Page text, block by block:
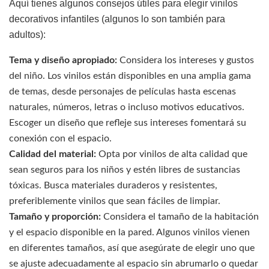
Aquí tienes algunos consejos útiles para elegir vinilos
decorativos infantiles (algunos lo son también para
adultos):
Tema y diseño apropiado: Considera los intereses y gustos
del niño. Los vinilos están disponibles en una amplia gama
de temas, desde personajes de películas hasta escenas
naturales, números, letras o incluso motivos educativos.
Escoger un diseño que refleje sus intereses fomentará su
conexión con el espacio.
Calidad del material: Opta por vinilos de alta calidad que
sean seguros para los niños y estén libres de sustancias
tóxicas. Busca materiales duraderos y resistentes,
preferiblemente vinilos que sean fáciles de limpiar.
Tamaño y proporción: Considera el tamaño de la habitación
y el espacio disponible en la pared. Algunos vinilos vienen
en diferentes tamaños, así que asegúrate de elegir uno que
se ajuste adecuadamente al espacio sin abrumarlo o quedar